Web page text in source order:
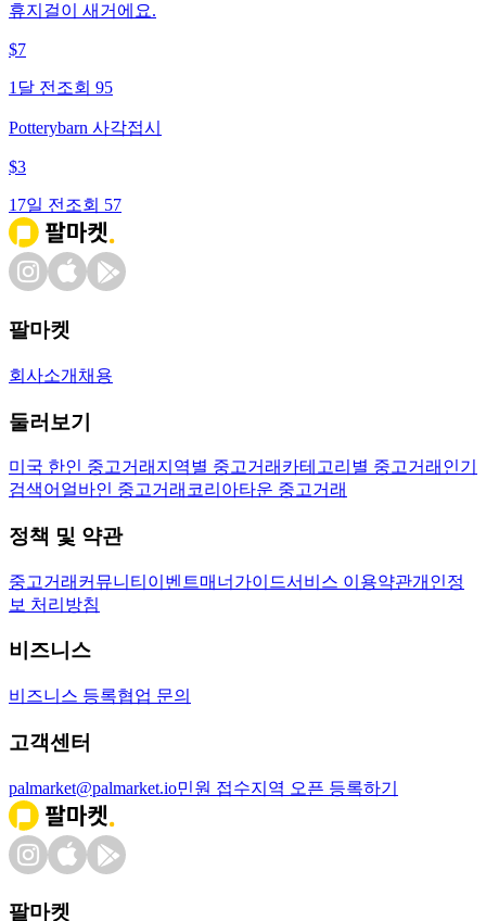
휴지걸이 새거에요.
$7
1달 전 조회 95
Potterybarn 사각접시
$3
17일 전 조회 57
팔마켓
회사소개 채용
둘러보기
미국 한인 중고거래 지역별 중고거래 카테고리별 중고거래 인기
검색어 얼바인 중고거래 코리아타운 중고거래
정책 및 약관
중고거래 커뮤니티 이벤트매너가이드서비스 이용약관개인정
보 처리방침
비즈니스
비즈니스 등록협업 문의
고객센터
palmarket@palmarket.io민원 접수지역 오픈 등록하기
팔마켓